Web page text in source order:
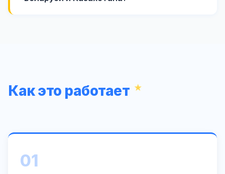
Как это работает
01